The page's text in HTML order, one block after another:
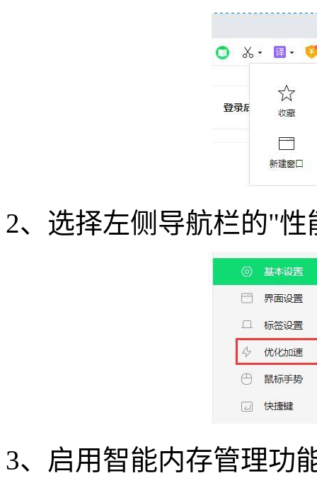
2、选择左侧导航栏的"
3、启用智能内存管理功